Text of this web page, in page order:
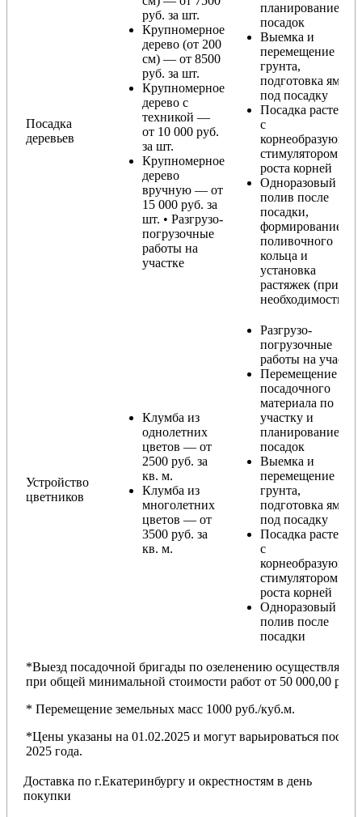
Посадка
деревьев
руб. за шт.
Крупномерное
дерево (от 200
см) — от 8500
руб. за шт.
Крупномерное
дерево с
техникой —
от 10 000 руб.
за шт.
Крупномерное
дерево
вручную — от
15 000 руб. за
шт. • Разгрузо-
погрузочные
работы на
участке
планирование
посадок
Выемка и
перемещение
грунта,
подготовка ямы
под посадку
Посадка растения
с
корнеобразующим
стимулятором
роста корней
Одноразовый
полив после
посадки,
формирование
поливочного
кольца и
установка
растяжек (при
необходимости)
Устройство
цветников
Клумба из
однолетних
цветов — от
2500 руб. за
кв. м.
Клумба из
многолетних
цветов — от
3500 руб. за
кв. м.
Разгрузо-
погрузочные
работы на участке
Перемещение
посадочного
материала по
участку и
планирование
посадок
Выемка и
перемещение
грунта,
подготовка ямы
под посадку
Посадка растений
с
корнеобразующим
стимулятором
роста корней
Одноразовый
полив после
посадки
*Выезд посадочной бригады по озеленению осуществляется
при общей минимальной стоимости работ от 50 000,00 руб.
* Перемещение земельных масс 1000 руб./куб.м.
*Цены указаны на 01.02.2025 и могут варьироваться после
2025 года.
Доставка по г.Екатеринбургу и окрестностям в день
покупки